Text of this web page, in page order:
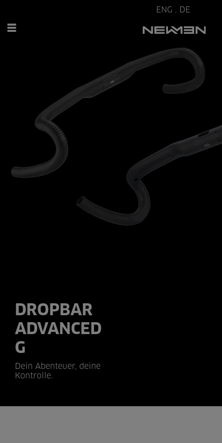
ENG . DE
DROPBAR
ADVANCED
G
Dein Abenteuer, deine
Kontrolle.